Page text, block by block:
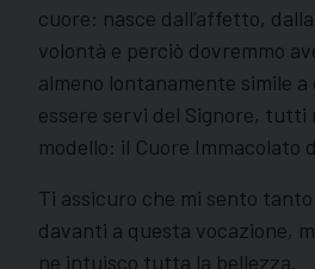
cuore: nasce dall’affetto,
volontà e perciò dovremmo
almeno lontanamente simile
essere servi del Signore, tutti
modello: il Cuore Immacolato
Ti assicuro che mi sento tanto
davanti a questa vocazione,
ne intuisco tutta la bellezza.